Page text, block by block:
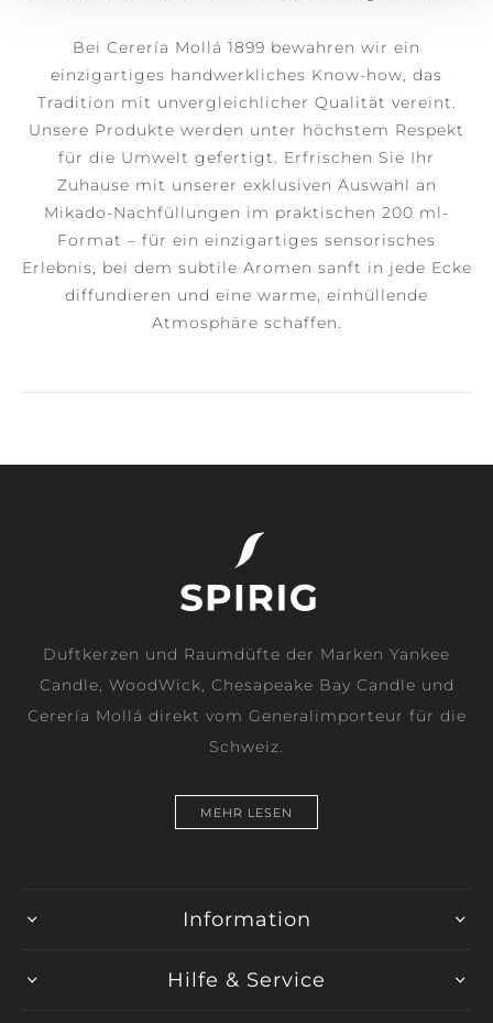
Bei Cerería Mollá 1899 bewahren wir ein
einzigartiges handwerkliches Know-how, das
Tradition mit unvergleichlicher Qualität vereint.
Unsere Produkte werden unter höchstem Respekt
für die Umwelt gefertigt. Erfrischen Sie Ihr
Zuhause mit unserer exklusiven Auswahl an
Mikado-Nachfüllungen im praktischen 200 ml-
Format – für ein einzigartiges sensorisches
Erlebnis, bei dem subtile Aromen sanft in jede Ecke
diffundieren und eine warme, einhüllende
Atmosphäre schaffen.
Duftkerzen und Raumdüfte der Marken Yankee
Candle, WoodWick, Chesapeake Bay Candle und
Cerería Mollá direkt vom Generalimporteur für die
Schweiz.
MEHR LESEN
Information
Hilfe & Service